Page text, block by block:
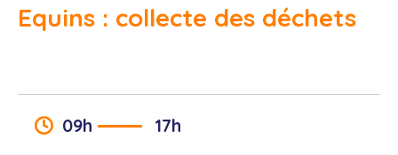
Equins : collecte des déchets
09h 17h